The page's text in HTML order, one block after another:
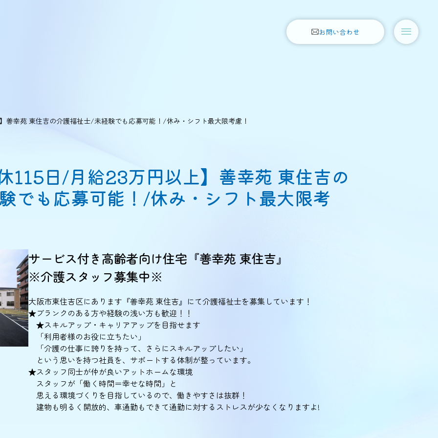
お問い合わせ
善幸苑 東住吉の介護福祉士/未経験でも応募可能！/休み・シフト最大限考慮！
115日/月給23万円以上】善幸苑 東住吉の
でも応募可能！/休み・シフト最大限考
サービス付き高齢者向け住宅『善幸苑 東住吉』
※介護スタッフ募集中※
大阪市東住吉区にあります『善幸苑 東住吉』にて介護福祉士を募集しています！
★ブランクのある方や経験の浅い方も歓迎！！
★スキルアップ・キャリアアップを目指せます
「利用者様のお役に立ちたい」
「介護の仕事に誇りを持って、さらにスキルアップしたい」
という思いを持つ社員を、サポートする体制が整っています。
★スタッフ同士が仲が良いアットホームな環境
スタッフが「働く時間＝幸せな時間」と
思える環境づくりを目指しているので、働きやすさは抜群！
建物も明るく開放的、車通勤もできて通勤に対するストレスが少なくなりますよ!